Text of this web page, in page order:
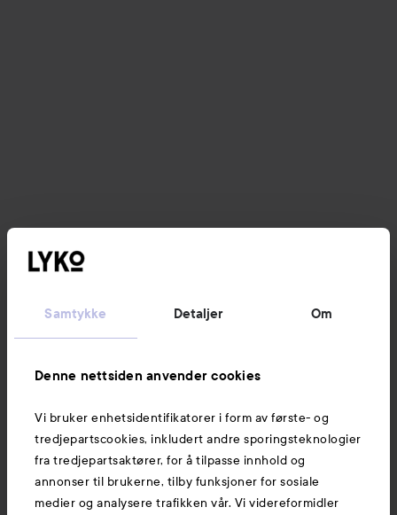
Samtykke Detaljer Om
Denne nettsiden anvender cookies
Vi bruker enhetsidentifikatorer i form av første- og
tredjepartscookies, inkludert andre sporingsteknologier
fra tredjepartsaktører, for å tilpasse innhold og
annonser til brukerne, tilby funksjoner for sosiale
medier og analysere trafikken vår. Vi videreformidler